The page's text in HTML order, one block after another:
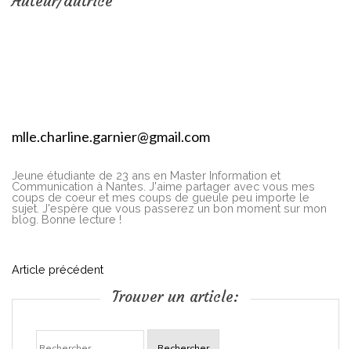
mlle.charline.garnier@gmail.com
Jeune étudiante de 23 ans en Master Information et
Communication à Nantes. J'aime partager avec vous mes
coups de coeur et mes coups de gueule peu importe le
sujet. J'espère que vous passerez un bon moment sur mon
blog. Bonne lecture !
N
Article précédent
Trouver un article:
Rechercher :